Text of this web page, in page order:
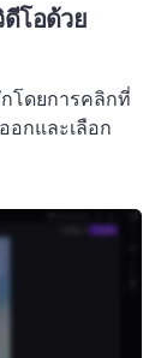
โอด้วย
โดยการคลิกที่
กและเลือก